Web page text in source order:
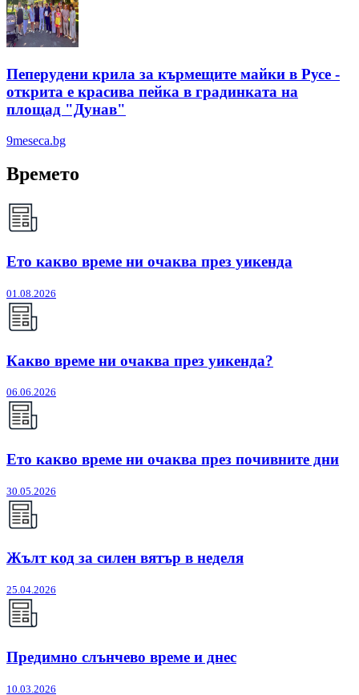
Пеперудени крила за кърмещите майки в Русе -
открита е красива пейка в градинката на
площад "Дунав"
9meseca.bg
Времето
Ето какво време ни очаква през уикенда
01.08.2026
Какво време ни очаква през уикенда?
06.06.2026
Ето какво време ни очаква през почивните дни
30.05.2026
Жълт код за силен вятър в неделя
25.04.2026
Предимно слънчево време и днес
10.03.2026